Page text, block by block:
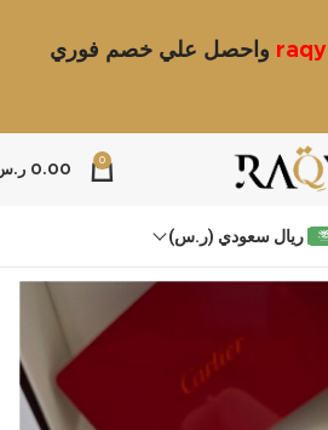
raqy واحصل علي خصم فوري
0
0.00
ريال سعودي (ر.س)